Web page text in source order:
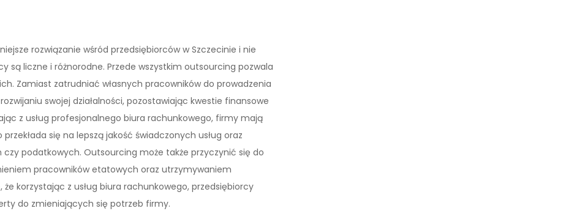
rozwiązanie wśród przedsiębiorców w Szczecinie i nie
są liczne i różnorodne. Przede wszystkim outsourcing pozwala
Zamiast zatrudniać własnych pracowników do prowadzenia
swojej działalności, pozostawiając kwestie finansowe
z usług profesjonalnego biura rachunkowego, firmy mają
się na lepszą jakość świadczonych usług oraz
czy podatkowych. Outsourcing może także przyczynić się do
pracowników etatowych oraz utrzymywaniem
korzystając z usług biura rachunkowego, przedsiębiorcy
do zmieniających się potrzeb firmy.